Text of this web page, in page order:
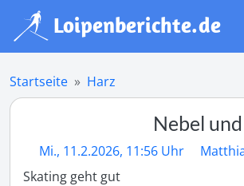
Startseite Harz
Nebel
Mi., 11.2.2026, 11:56 Uhr
Skating geht gut